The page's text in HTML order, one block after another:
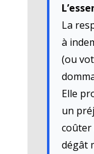
La
à
(ou
Elle
un
coûter
dégât